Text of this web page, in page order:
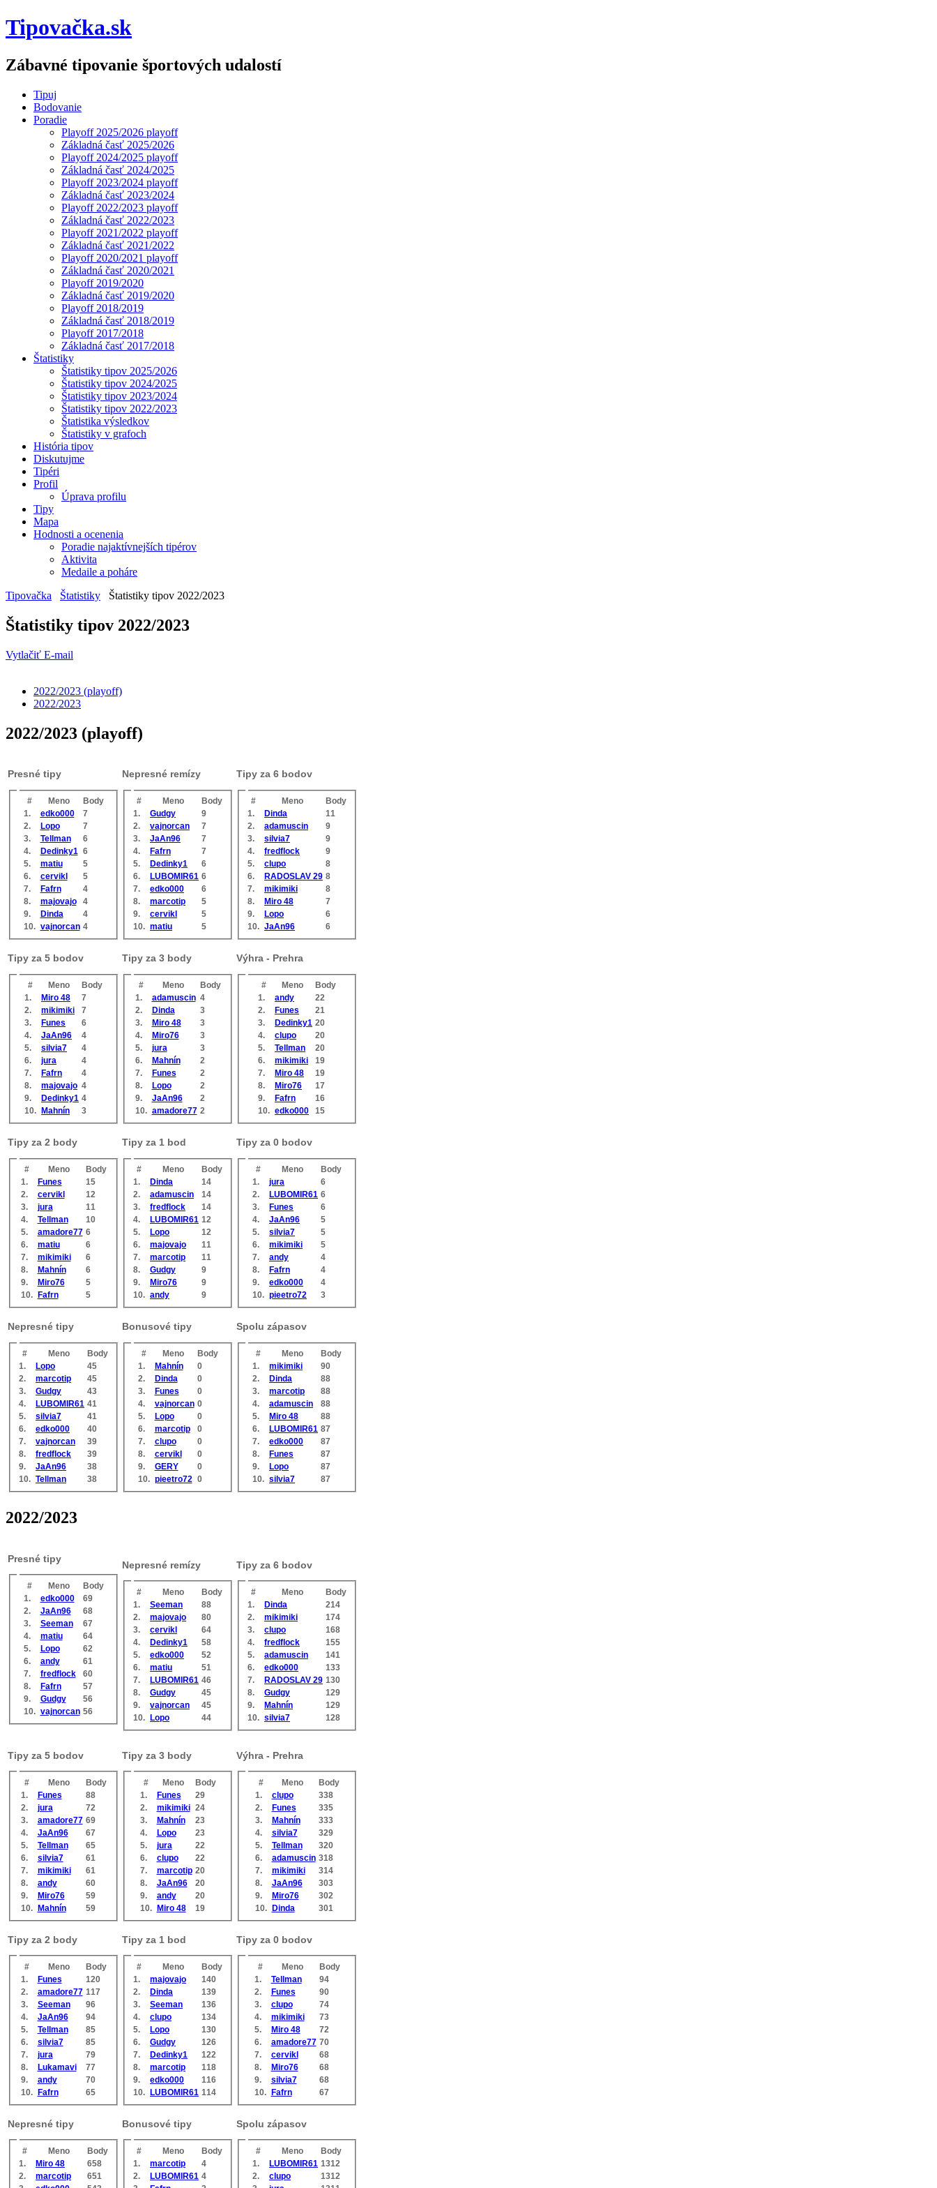
Tipovačka.sk
Zábavné tipovanie športových udalostí
Tipuj
Bodovanie
Poradie
Playoff 2025/2026 playoff
Základná časť 2025/2026
Playoff 2024/2025 playoff
Základná časť 2024/2025
Playoff 2023/2024 playoff
Základná časť 2023/2024
Playoff 2022/2023 playoff
Základná časť 2022/2023
Playoff 2021/2022 playoff
Základná časť 2021/2022
Playoff 2020/2021 playoff
Základná časť 2020/2021
Playoff 2019/2020
Základná časť 2019/2020
Playoff 2018/2019
Základná časť 2018/2019
Playoff 2017/2018
Základná časť 2017/2018
Štatistiky
Štatistiky tipov 2025/2026
Štatistiky tipov 2024/2025
Štatistiky tipov 2023/2024
Štatistiky tipov 2022/2023
Štatistika výsledkov
Štatistiky v grafoch
História tipov
Diskutujme
Tipéri
Profil
Úprava profilu
Tipy
Mapa
Hodnosti a ocenenia
Poradie najaktívnejších tipérov
Aktivita
Medaile a poháre
Tipovačka
Štatistiky Štatistiky tipov 2022/2023
Štatistiky tipov 2022/2023
Vytlačiť E-mail
2022/2023 (playoff)
2022/2023
2022/2023 (playoff)
Presné tipy
# Meno
Body
1.
edko000
7
2.
Lopo
7
3.
Tellman
6
4.
Dedinky1 6
5.
matiu
5
6.
cervikl
5
7.
Fafrn
4
8.
majovajo
4
9.
Dinda
4
10. vajnorcan 4
Nepresné remízy
# Meno
Body
1.
Gudgy
9
2.
vajnorcan
7
3.
JaAn96
7
4.
Fafrn
7
5.
Dedinky1
6
6.
LUBOMIR61 6
7.
edko000
6
8.
marcotip
5
9.
cervikl
5
10. matiu 5
Tipy za 6 bodov
# Meno
Body
1.
Dinda
11
2.
adamuscin
9
3.
silvia7
9
4.
fredflock
9
5.
clupo
8
6.
RADOSLAV 29 8
7.
mikimiki
8
8.
Miro 48
7
9.
Lopo
6
10. JaAn96 6
Tipy za 5 bodov
# Meno
Body
1.
Miro 48
7
2.
mikimiki
7
3.
Funes
6
4.
JaAn96
4
5.
silvia7
4
6.
jura
4
7.
Fafrn
4
8.
majovajo 4
9.
Dedinky1 4
10. Mahnín 3
Tipy za 3 body
# Meno
Body
1.
adamuscin 4
2.
Dinda
3
3.
Miro 48
3
4.
Miro76
3
5.
jura
3
6.
Mahnín
2
7.
Funes
2
8.
Lopo
2
9.
JaAn96
2
10. amadore77 2
Výhra - Prehra
# Meno
Body
1.
andy
22
2.
Funes
21
3.
Dedinky1 20
4.
clupo
20
5.
Tellman
20
6.
mikimiki
19
7.
Miro 48
19
8.
Miro76
17
9.
Fafrn
16
10. edko000 15
Tipy za 2 body
# Meno
Body
1.
Funes
15
2.
cervikl
12
3.
jura
11
4.
Tellman
10
5.
amadore77 6
6.
matiu
6
7.
mikimiki
6
8.
Mahnín
6
9.
Miro76
5
10. Fafrn 5
Tipy za 1 bod
# Meno
Body
1.
Dinda
14
2.
adamuscin
14
3.
fredflock
14
4.
LUBOMIR61 12
5.
Lopo
12
6.
majovajo
11
7.
marcotip
11
8.
Gudgy
9
9.
Miro76
9
10. andy 9
Tipy za 0 bodov
# Meno
Body
1.
jura
6
2.
LUBOMIR61 6
3.
Funes
6
4.
JaAn96
5
5.
silvia7
5
6.
mikimiki
5
7.
andy
4
8.
Fafrn
4
9.
edko000
4
10. pieetro72 3
Nepresné tipy
# Meno
Body
1.
Lopo
45
2.
marcotip
45
3.
Gudgy
43
4.
LUBOMIR61 41
5.
silvia7
41
6.
edko000
40
7.
vajnorcan
39
8.
fredflock
39
9.
JaAn96
38
10. Tellman 38
Bonusové tipy
# Meno
Body
1.
Mahnín
0
2.
Dinda
0
3.
Funes
0
4.
vajnorcan 0
5.
Lopo
0
6.
marcotip
0
7.
clupo
0
8.
cervikl
0
9.
GERY
0
10. pieetro72 0
Spolu zápasov
# Meno
Body
1.
mikimiki
90
2.
Dinda
88
3.
marcotip
88
4.
adamuscin
88
5.
Miro 48
88
6.
LUBOMIR61 87
7.
edko000
87
8.
Funes
87
9.
Lopo
87
10. silvia7 87
2022/2023
Presné tipy
# Meno
Body
1.
edko000
69
2.
JaAn96
68
3.
Seeman
67
4.
matiu
64
5.
Lopo
62
6.
andy
61
7.
fredflock
60
8.
Fafrn
57
9.
Gudgy
56
10. vajnorcan 56
Nepresné remízy
# Meno
Body
1.
Seeman
88
2.
majovajo
80
3.
cervikl
64
4.
Dedinky1
58
5.
edko000
52
6.
matiu
51
7.
LUBOMIR61 46
8.
Gudgy
45
9.
vajnorcan
45
10. Lopo 44
Tipy za 6 bodov
# Meno
Body
1.
Dinda
214
2.
mikimiki
174
3.
clupo
168
4.
fredflock
155
5.
adamuscin
141
6.
edko000
133
7.
RADOSLAV 29 130
8.
Gudgy
129
9.
Mahnín
129
10. silvia7 128
Tipy za 5 bodov
# Meno
Body
1.
Funes
88
2.
jura
72
3.
amadore77 69
4.
JaAn96
67
5.
Tellman
65
6.
silvia7
61
7.
mikimiki
61
8.
andy
60
9.
Miro76
59
10. Mahnín 59
Tipy za 3 body
# Meno
Body
1.
Funes
29
2.
mikimiki 24
3.
Mahnín
23
4.
Lopo
23
5.
jura
22
6.
clupo
22
7.
marcotip 20
8.
JaAn96
20
9.
andy
20
10. Miro 48 19
Výhra - Prehra
# Meno
Body
1.
clupo
338
2.
Funes
335
3.
Mahnín
333
4.
silvia7
329
5.
Tellman
320
6.
adamuscin 318
7.
mikimiki
314
8.
JaAn96
303
9.
Miro76
302
10. Dinda 301
Tipy za 2 body
# Meno
Body
1.
Funes
120
2.
amadore77 117
3.
Seeman
96
4.
JaAn96
94
5.
Tellman
85
6.
silvia7
85
7.
jura
79
8.
Lukamavi
77
9.
andy
70
10. Fafrn 65
Tipy za 1 bod
# Meno
Body
1.
majovajo
140
2.
Dinda
139
3.
Seeman
136
4.
clupo
134
5.
Lopo
130
6.
Gudgy
126
7.
Dedinky1
122
8.
marcotip
118
9.
edko000
116
10. LUBOMIR61 114
Tipy za 0 bodov
# Meno
Body
1.
Tellman
94
2.
Funes
90
3.
clupo
74
4.
mikimiki
73
5.
Miro 48
72
6.
amadore77 70
7.
cervikl
68
8.
Miro76
68
9.
silvia7
68
10. Fafrn 67
Nepresné tipy
# Meno
Body
1.
Miro 48
658
2.
marcotip
651
Bonusové tipy
# Meno
Body
1.
marcotip
4
2.
LUBOMIR61 4
Spolu zápasov
# Meno
Body
1.
LUBOMIR61 1312
2.
clupo
1312